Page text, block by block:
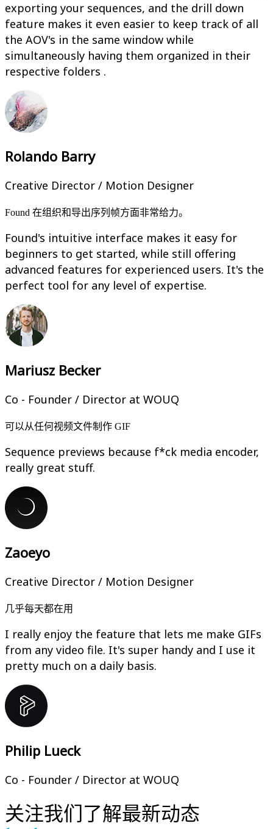
exporting your sequences, and the drill down
feature makes it even easier to keep track of all
the AOV's in the same window while
simultaneously having them organized in their
respective folders .
Rolando Barry
Creative Director / Motion Designer
Found 在组织和导出序列帧方面非常给力。
Found's intuitive interface makes it easy for
beginners to get started, while still offering
advanced features for experienced users. It's the
perfect tool for any level of expertise.
Mariusz Becker
Co - Founder / Director at WOUQ
可以从任何视频文件制作 GIF
Sequence previews because f*ck media encoder,
really great stuff.
Zaoeyo
Creative Director / Motion Designer
几乎每天都在用
I really enjoy the feature that lets me make GIFs
from any video file. It's super handy and I use it
pretty much on a daily basis.
Philip Lueck
Co - Founder / Director at WOUQ
关注我们了解最新动态